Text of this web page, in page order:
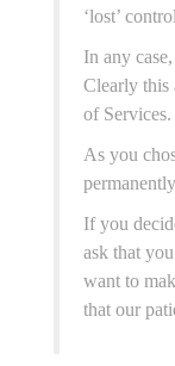
‘lost’
In any
Clearly this
of Services.
As you
If you
ask that
want to
that our